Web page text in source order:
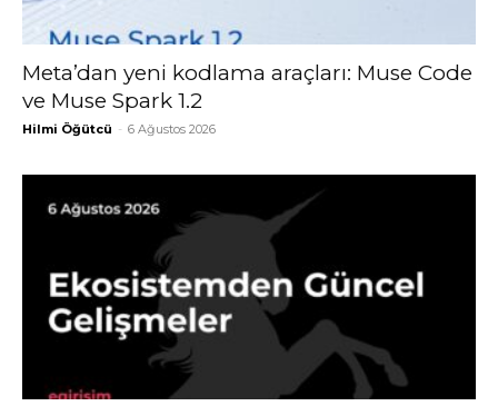
Meta’dan yeni kodlama araçları: Muse Code
ve Muse Spark 1.2
Hilmi Öğütcü - 6 Ağustos 2026